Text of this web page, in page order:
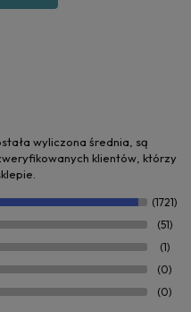
wyliczona średnia, są
klientów, którzy
(1721)
(51)
(1)
(0)
(0)